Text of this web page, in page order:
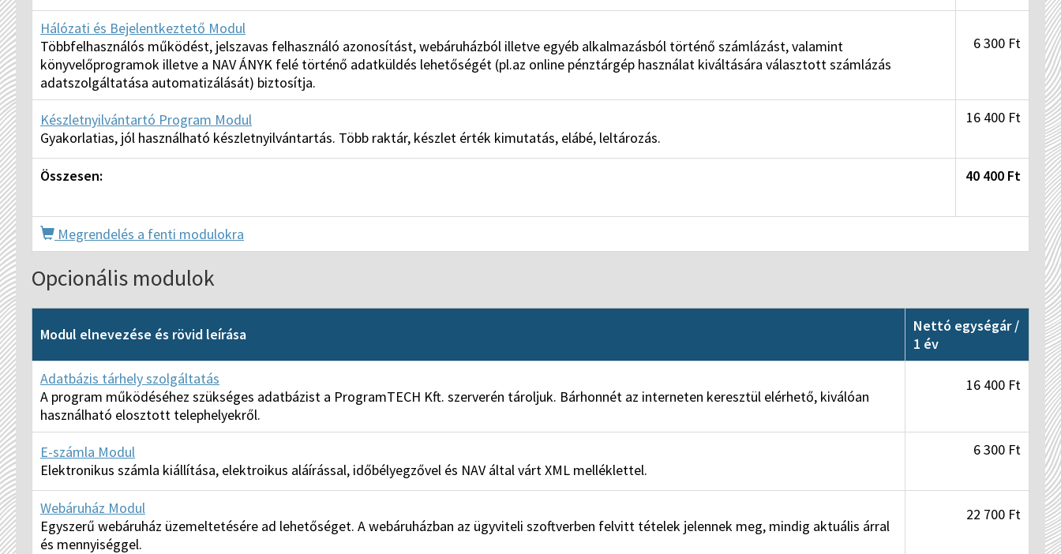
Hálózati és Bejelentkeztető Modul
Többfelhasználós működést, jelszavas felhasználó azonosítást, webáruházból illetve egyéb alkalmazásból történő számlázást, valamint
könyvelőprogramok illetve a NAV ÁNYK felé történő adatküldés lehetőségét (pl.az online pénztárgép használat kiváltására választott számlázás
adatszolgáltatása automatizálását) biztosítja.
6 300 Ft
Készletnyilvántartó Program Modul
Gyakorlatias, jól használható készletnyilvántartás. Több raktár, készlet érték kimutatás, elábé, leltározás.
16 400 Ft
Összesen: 40 400 Ft
Megrendelés a fenti modulokra
Opcionális modulok
Modul elnevezése és rövid leírása
Nettó egységár /
1 év
Adatbázis tárhely szolgáltatás
A program működéséhez szükséges adatbázist a ProgramTECH Kft. szerverén tároljuk. Bárhonnét az interneten keresztül elérhető, kiválóan
használható elosztott telephelyekről.
16 400 Ft
E-számla Modul
Elektronikus számla kiállítása, elektroikus aláírással, időbélyegzővel és NAV által várt XML melléklettel.
6 300 Ft
Webáruház Modul
Egyszerű webáruház üzemeltetésére ad lehetőséget. A webáruházban az ügyviteli szoftverben felvitt tételek jelennek meg, mindig aktuális árral
és mennyiséggel.
22 700 Ft